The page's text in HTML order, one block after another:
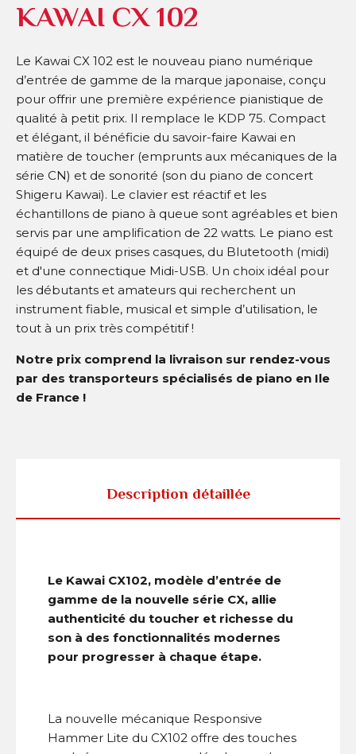
KAWAI CX 102
Le Kawai CX 102 est le nouveau piano numérique
d’entrée de gamme de la marque japonaise, conçu
pour offrir une première expérience pianistique de
qualité à petit prix. Il remplace le KDP 75. Compact
et élégant, il bénéficie du savoir-faire Kawai en
matière de toucher (emprunts aux mécaniques de la
série CN) et de sonorité (son du piano de concert
Shigeru Kawai). Le clavier est réactif et les
échantillons de piano à queue sont agréables et bien
servis par une amplification de 22 watts. Le piano est
équipé de deux prises casques, du Blutetooth (midi)
et d'une connectique Midi-USB. Un choix idéal pour
les débutants et amateurs qui recherchent un
instrument fiable, musical et simple d’utilisation, le
tout à un prix très compétitif !
Notre prix comprend la livraison sur rendez-vous
par des transporteurs spécialisés de piano en Ile
de France !
Description détaillée
Le Kawai CX102, modèle d’entrée de
gamme de la nouvelle série CX, allie
authenticité du toucher et richesse du
son à des fonctionnalités modernes
pour progresser à chaque étape.
La nouvelle mécanique Responsive
Hammer Lite du CX102 offre des touches